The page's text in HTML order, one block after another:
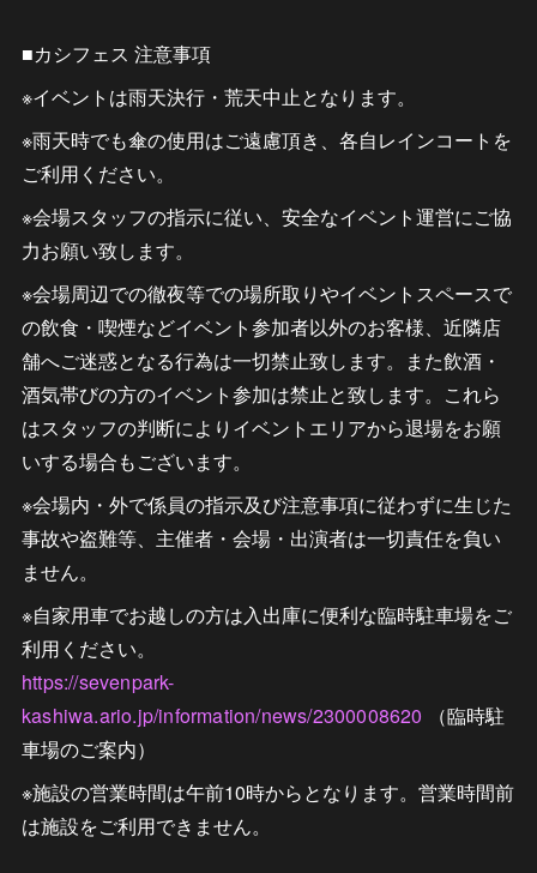
■カシフェス 注意事項
※イベントは雨天決行・荒天中止となります。
※雨天時でも傘の使用はご遠慮頂き、各自レインコートを
ご利用ください。
※会場スタッフの指示に従い、安全なイベント運営にご協
力お願い致します。
※会場周辺での徹夜等での場所取りやイベントスペースで
の飲食・喫煙などイベント参加者以外のお客様、近隣店
舗へご迷惑となる行為は一切禁止致します。また飲酒・
酒気帯びの方のイベント参加は禁止と致します。これら
はスタッフの判断によりイベントエリアから退場をお願
いする場合もございます。
※会場内・外で係員の指示及び注意事項に従わずに生じた
事故や盗難等、主催者・会場・出演者は一切責任を負い
ません。
※自家用車でお越しの方は入出庫に便利な臨時駐車場をご
利用ください。
https://sevenpark-
kashiwa.ario.jp/information/news/2300008620 （臨時駐
車場のご案内）
※施設の営業時間は午前10時からとなります。営業時間前
は施設をご利用できません。